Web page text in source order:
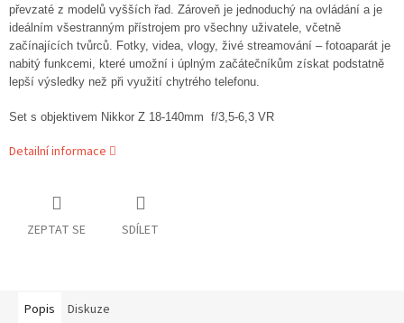
převzaté z modelů vyšších řad. Zároveň je jednoduchý na ovládání a je
ideálním všestranným přístrojem pro všechny uživatele, včetně
začínajících tvůrců. Fotky, videa, vlogy, živé streamování – fotoaparát je
nabitý funkcemi, které umožní i úplným začátečníkům získat podstatně
lepší výsledky než při využití chytrého telefonu.
Set s objektivem Nikkor Z 18-140mm f/3,5-6,3 VR
Detailní informace
ZEPTAT SE SDÍLET
Popis Diskuze